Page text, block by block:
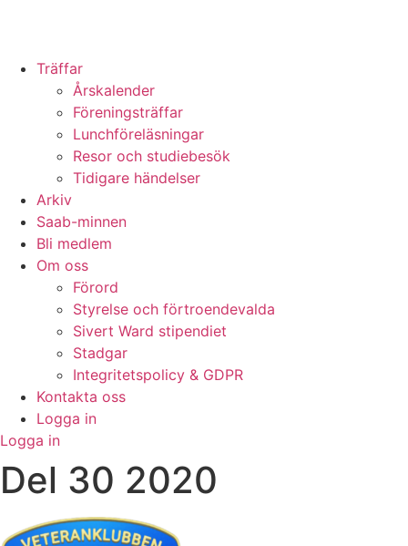
Träffar
Årskalender
Föreningsträffar
Lunchföreläsningar
Resor och studiebesök
Tidigare händelser
Arkiv
Saab-minnen
Bli medlem
Om oss
Förord
Styrelse och förtroendevalda
Sivert Ward stipendiet
Stadgar
Integritetspolicy & GDPR
Kontakta oss
Logga in
Logga in
Del 30 2020